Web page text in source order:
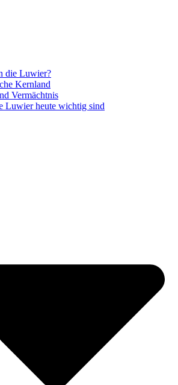
die Luwier?
Kernland
Vermächtnis
Luwier heute wichtig sind